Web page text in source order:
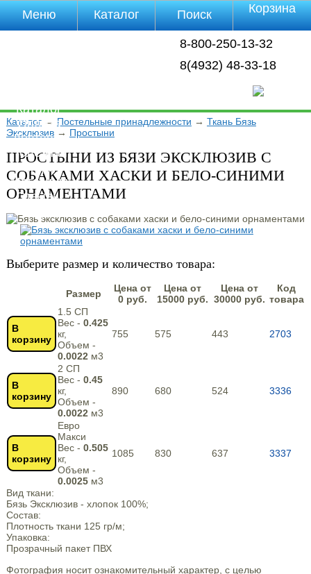
8-800-250-13-32
8(4932) 48-33-18
Каталог→ Постельные принадлежности → Ткань Бязь
Эксклюзив→ Простыни
ПРОСТЫНИ ИЗ БЯЗИ ЭКСКЛЮЗИВ С
СОБАКАМИ ХАСКИ И БЕЛО-СИНИМИ
ОРНАМЕНТАМИ
Выберите размер и количество товара:
Размер
Цена от
0 руб.
Цена от
15000 руб.
Цена от
30000 руб.
Код
товара
В
корзину
1.5 СП
Вес - 0.425
кг,
Объем -
0.0022 м3
755 575 443 2703
В
корзину
2 СП
Вес - 0.45
кг,
Объем -
0.0022 м3
890 680 524 3336
В
корзину
Евро
Макси
Вес - 0.505
кг,
Объем -
0.0025м3
1085 830 637 3337
Вид ткани:
Бязь Эксклюзив - хлопок 100%;
Состав:
Плотность ткани 125 гр/м;
Упаковка:
Прозрачный пакет ПВХ
Фотография носит ознакомительный характер, с целью
Меню
Каталог
Оплата
Доставка
Полезная
инфа
Магазины
Отзывы
Каталог Поиск Корзина